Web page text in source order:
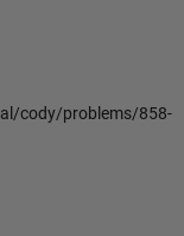
cody/problems/858-